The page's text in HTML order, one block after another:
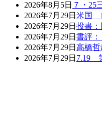
2026年8月5日 ７・25
2026年7月29日 米国
2026年7月29日 投書：
2026年7月29日 書評：
2026年7月29日 高橋
2026年7月29日 7.19